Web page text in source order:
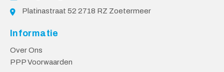
Platinastraat 52 2718 RZ Zoetermeer
Informatie
Over Ons
PPP Voorwaarden